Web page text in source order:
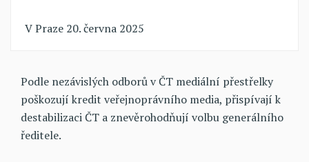
V Praze 20. června 2025
Podle nezávislých odborů v ČT mediální přestřelky
poškozují kredit veřejnoprávního media, přispívají k
destabilizaci ČT a znevěrohodňují volbu generálního
ředitele.